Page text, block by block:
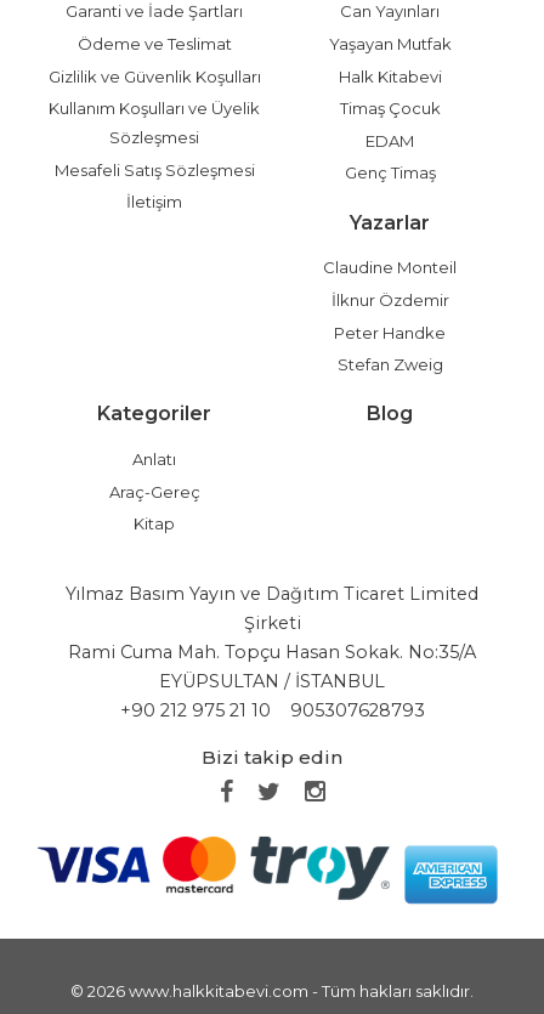
Garanti ve İade Şartları
Ödeme ve Teslimat
Gizlilik ve Güvenlik Koşulları
Kullanım Koşulları ve Üyelik
Sözleşmesi
Mesafeli Satış Sözleşmesi
İletişim
Can Yayınları
Yaşayan Mutfak
Halk Kitabevi
Timaş Çocuk
EDAM
Genç Timaş
Yazarlar
Claudine Monteil
İlknur Özdemir
Peter Handke
Stefan Zweig
Kategoriler
Anlatı
Araç-Gereç
Kitap
Blog
Yılmaz Basım Yayın ve Dağıtım Ticaret Limited
Şirketi
Rami Cuma Mah. Topçu Hasan Sokak. No:35/A
EYÜPSULTAN / İSTANBUL
+90 212 975 21 10
905307628793
Bizi takip edin
© 2026 www.halkkitabevi.com - Tüm hakları saklıdır.